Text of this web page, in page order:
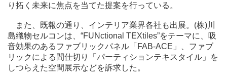
り拓く未来に焦点を当てた提案を行っている。
また、既報の通り、インテリア業界各社も出展。(株)川
島織物セルコンは、“FUNctional TEXtiles”をテーマに、吸
音効果のあるファブリックパネル「FAB-ACE」、ファブ
リックによる間仕切り「パーティションテキスタイル」を
しつらえた空間展示などを訴求した。